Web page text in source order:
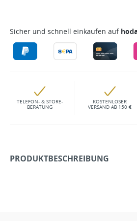
Sicher und schnell einkaufen auf
TELEFON- & STORE-
BERATUNG
KOSTENLOSER
VERSAND AB 150 €
PRODUKTBESCHREIBUNG